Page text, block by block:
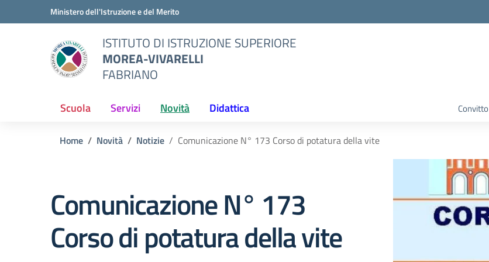
Vai ai contenuti
Vai al menu di navigazioneMinistero dell'Istruzione e del Merito
ISTITUTO DI ISTRUZIONE SUPERIORE
MOREA-VIVARELLI
FABRIANO
Scuola Servizi Novità Didattica Convitto
Home Novità Notizie Comunicazione N° 173 Corso di potatura della vite
Comunicazione N° 173
Corso di potatura della vite